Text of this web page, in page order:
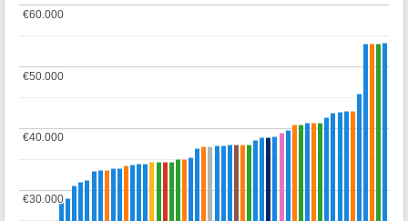
€30.000
€30.000
€40.000
€40.000
€50.000
€50.000
€60.000
€60.000